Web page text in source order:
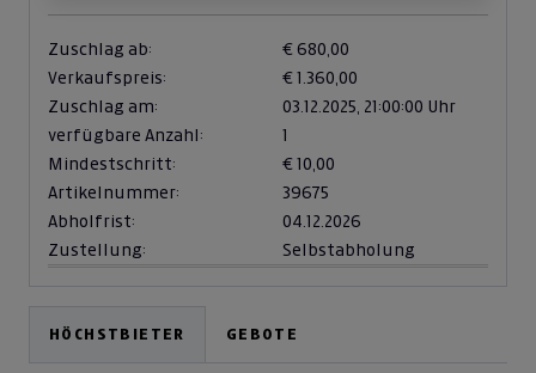
Zuschlag ab:
€ 680,00
Verkaufspreis:
€ 1.360,00
Zuschlag am:
03.12.2025, 21:00:00 Uhr
verfügbare Anzahl:
1
Mindestschritt:
€ 10,00
Artikelnummer:
39675
Abholfrist:
04.12.2026
Zustellung:
Selbstabholung
HÖCHSTBIETER GEBOTE